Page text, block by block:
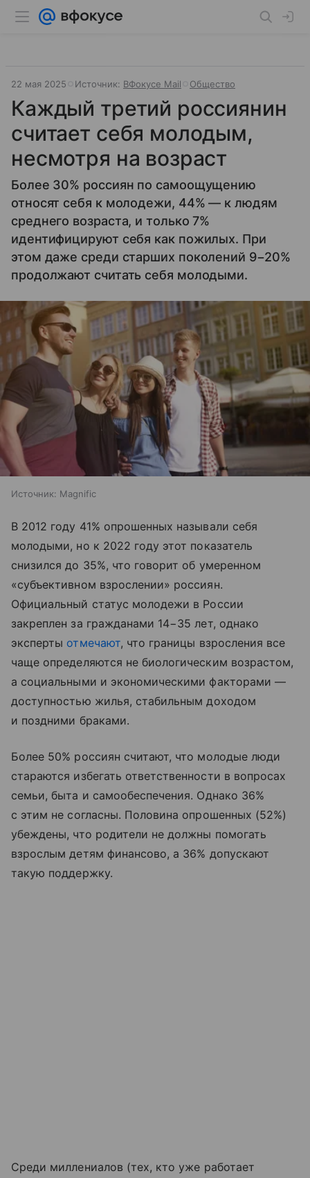
22 мая 2025 Источник: ВФокусе Mail Общество
Каждый третий россиянин
считает себя молодым,
несмотря на возраст
Более 30% россиян по самоощущению
относят себя к молодежи, 44% — к людям
среднего возраста, и только 7%
идентифицируют себя как пожилых. При
этом даже среди старших поколений 9−20%
продолжают считать себя молодыми.
Источник: Magnific
В 2012 году 41% опрошенных называли себя
молодыми, но к 2022 году этот показатель
снизился до 35%, что говорит об умеренном
«субъективном взрослении» россиян.
Официальный статус молодежи в России
закреплен за гражданами 14−35 лет, однако
эксперты отмечают, что границы взросления все
чаще определяются не биологическим возрастом,
а социальными и экономическими факторами —
доступностью жилья, стабильным доходом
и поздними браками.
Более 50% россиян считают, что молодые люди
стараются избегать ответственности в вопросах
семьи, быта и самообеспечения. Однако 36%
с этим не согласны. Половина опрошенных (52%)
убеждены, что родители не должны помогать
взрослым детям финансово, а 36% допускают
такую поддержку.
Среди миллениалов (тех, кто уже работает